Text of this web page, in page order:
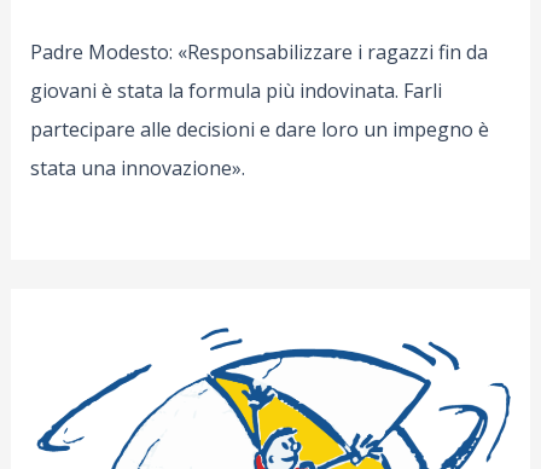
Padre Modesto: «Responsabilizzare i ragazzi fin da
giovani è stata la formula più indovinata. Farli
partecipare alle decisioni e dare loro un impegno è
stata una innovazione».